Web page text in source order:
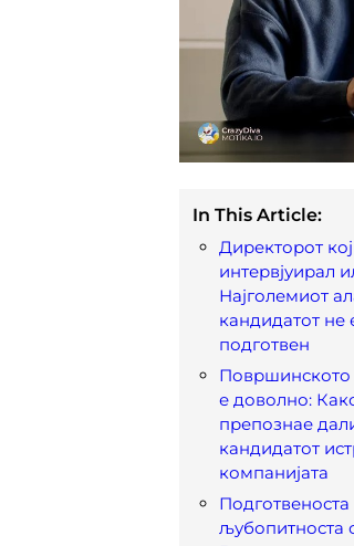
In This Article:
Директорот кој
интервјуирал
Најголемиот
кандидатот не
подготвен
е доволно:
препознае
кандидатот
компанијата
Подготвеноста
љубопитноста